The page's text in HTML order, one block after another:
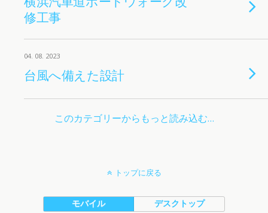
修工事
04. 08. 2023
台風へ備えた設計
このカテゴリーからもっと読み込む…
トップに戻る
モバイル デスクトップ